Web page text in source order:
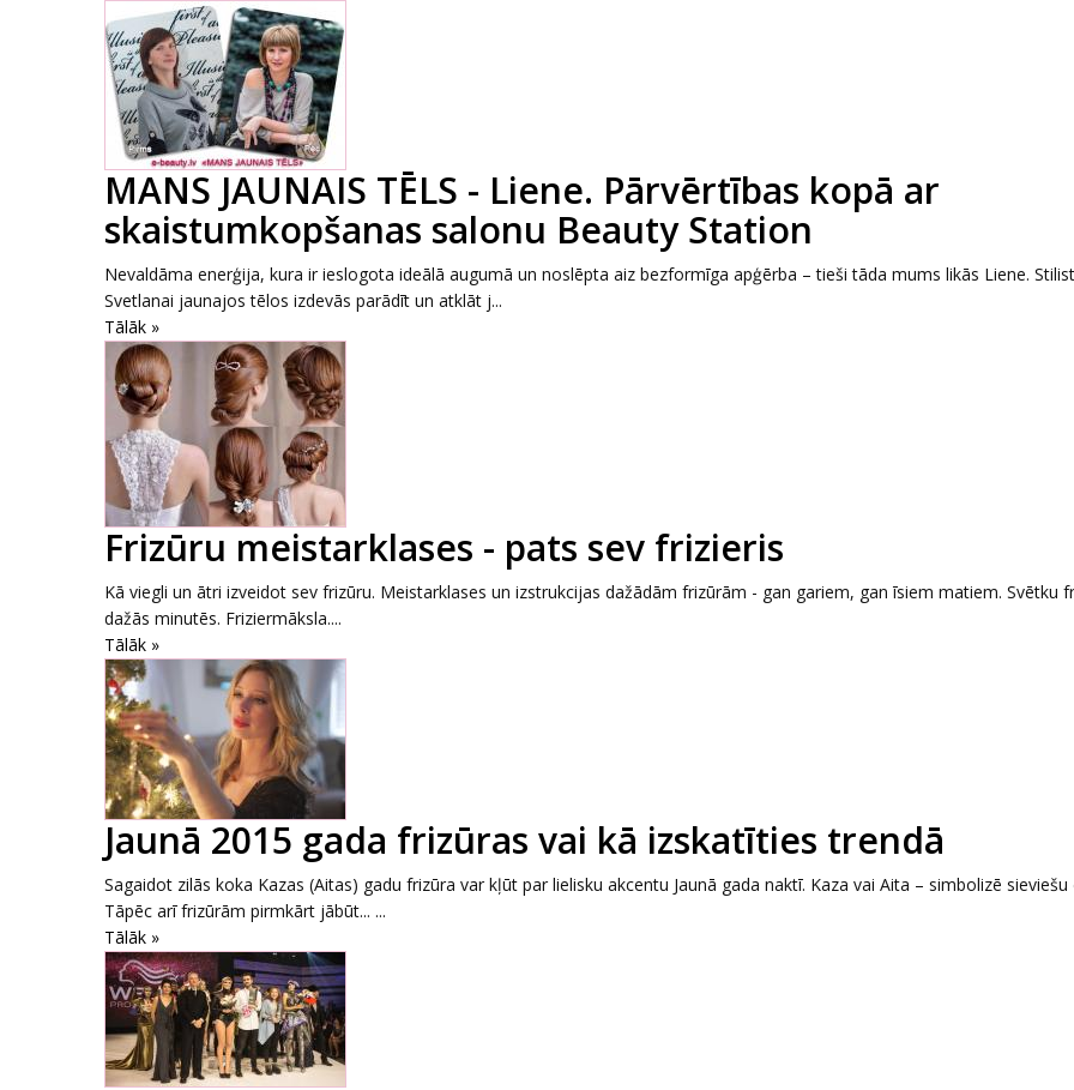
MANS JAUNAIS TĒLS - Liene. Pārvērtības kopā ar
skaistumkopšanas salonu Beauty Station
Nevaldāma enerģija, kura ir ieslogota ideālā augumā un noslēpta aiz bezformīga apģērba – tieši tāda mums likās Liene.
Svetlanai jaunajos tēlos izdevās parādīt un atklāt j...
Tālāk »
Frizūru meistarklases - pats sev frizieris
Kā viegli un ātri izveidot sev frizūru. Meistarklases un izstrukcijas dažādām frizūrām - gan gariem, gan īsiem matiem. Svētku
dažās minutēs. Friziermāksla....
Tālāk »
Jaunā 2015 gada frizūras vai kā izskatīties trendā
Sagaidot zilās koka Kazas (Aitas) gadu frizūra var kļūt par lielisku akcentu Jaunā gada naktī. Kaza vai Aita – simbolizē sieviešu
Tāpēc arī frizūrām pirmkārt jābūt... ...
Tālāk »